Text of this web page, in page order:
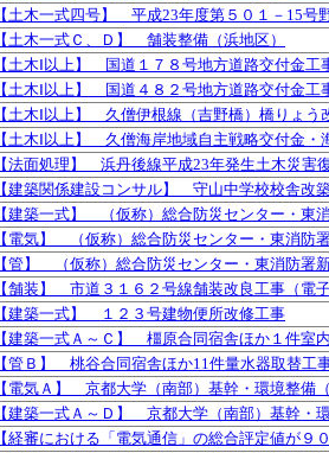
【土木一式四号】 平成23年度第５０１－15号
【土木一式Ｃ、Ｄ】 舗装整備（浜地区）
【土木Ⅰ以上】 国道１７８号地方道路交付金
【土木Ⅰ以上】 国道４８２号地方道路交付金
【土木Ⅰ以上】 久僧伊根線（吉野橋）橋りょう
【土木Ⅰ以上】 久僧海岸地域自主戦略交付金・
【法面処理】 浜丹後線平成23年発生土木災害
【建築関係建設コンサル】 守山中学校校舎改
【建築一式】 （仮称）総合防災センター・東
【電気】 （仮称）総合防災センター・東消防
【管】 （仮称）総合防災センター・東消防署
【舗装】 市道３１６２号線舗装改良工事（電子
【建築一式】 １２３号建物便所改修工事
【建築一式Ａ～Ｃ】 橿原合同宿舎ほか１件室
【管Ｂ】 桃谷合同宿舎ほか11件量水器取替工
【電気Ａ】 京都大学（南部）基幹・環境整備
【建築一式Ａ～Ｄ】 京都大学（南部）基幹・
【経審における「電気通信」の総合評定値が